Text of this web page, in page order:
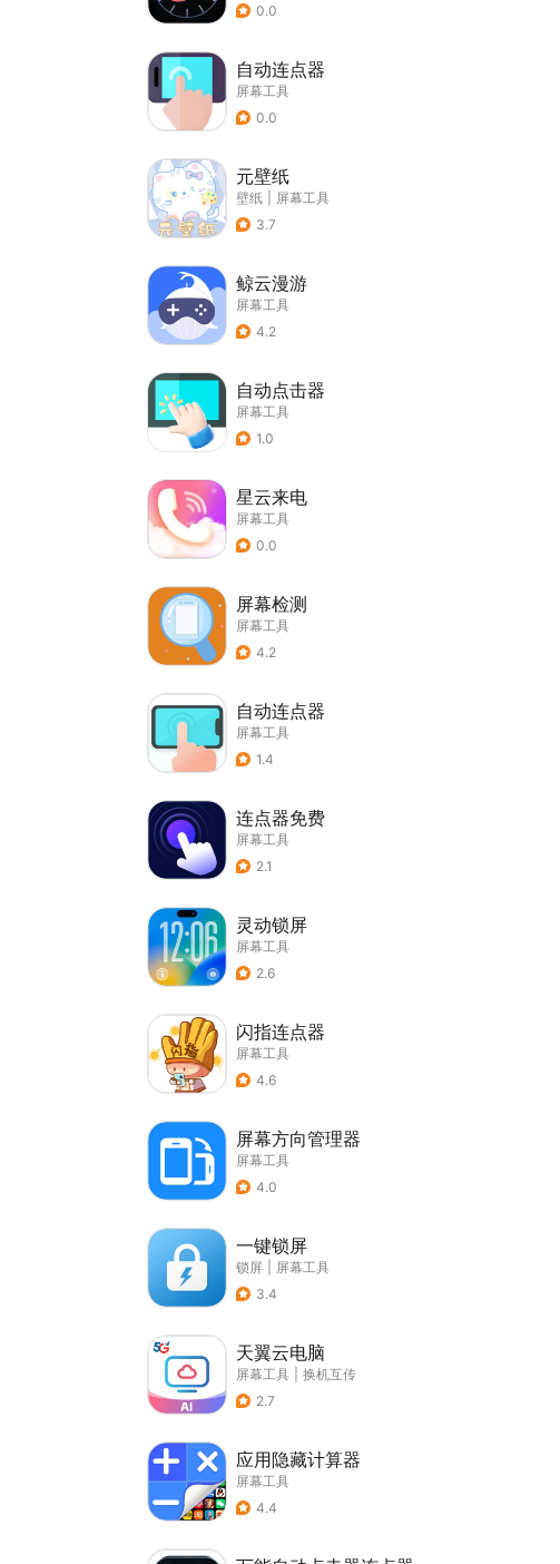
0.0
自动连点器
屏幕工具
0.0
元壁纸
壁纸
屏幕工具
3.7
鲸云漫游
屏幕工具
4.2
自动点击器
屏幕工具
1.0
星云来电
屏幕工具
0.0
屏幕检测
屏幕工具
4.2
自动连点器
屏幕工具
1.4
连点器免费
屏幕工具
2.1
灵动锁屏
屏幕工具
2.6
闪指连点器
屏幕工具
4.6
屏幕方向管理器
屏幕工具
4.0
一键锁屏
锁屏
屏幕工具
3.4
天翼云电脑
屏幕工具
换机互传
2.7
应用隐藏计算器
屏幕工具
4.4